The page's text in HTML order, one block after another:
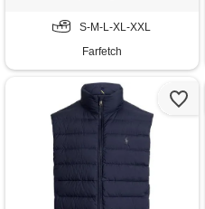
S-M-L-XL-XXL
Farfetch